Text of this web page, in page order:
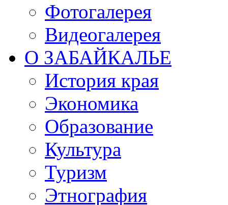
Фотогалерея
Видеогалерея
О ЗАБАЙКАЛЬЕ
История края
Экономика
Образование
Культура
Туризм
Этнография